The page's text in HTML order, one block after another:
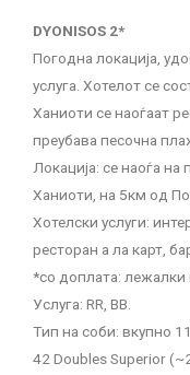
DYONISOS 2*
Погодна локација,
услуга. Хотелот се
Ханиоти се наоѓаат
преубава песочна
Локација: се наоѓа
Ханиоти, на 5км од
Хотелски услуги:
ресторан а ла карт,
*со доплата: лежалки
Услуга: RR, BB.
Tип на соби: вкупно
42 Doubles Superior